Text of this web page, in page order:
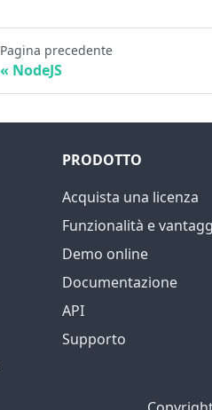
Pagina precedente
NodeJS
PRODOTTO
Acquista una licenza
Funzionalità e
Demo online
Documentazione
API
Supporto